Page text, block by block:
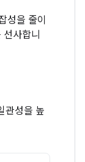
성을 줄이
사합니
관성을 높